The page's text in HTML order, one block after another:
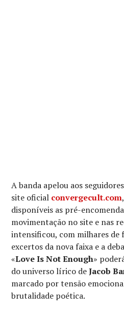
A banda apelou aos
site oficial convergecult.com
disponíveis as pré-
movimentação no site e nas
intensificou, com milhares de
excertos da nova faixa e a
«Love Is Not Enough»
do universo lírico deJacob
marcado por tensão
brutalidade poética.